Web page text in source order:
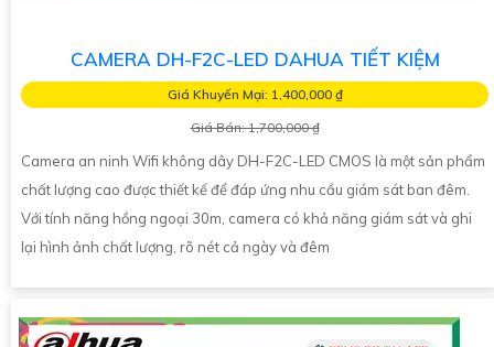
CAMERA DH-F2C-LED DAHUA TIẾT KIỆM
Giá Khuyến Mại: 1,400,000 ₫
Giá Bán: 1,700,000 ₫
Camera an ninh Wifi không dây DH-F2C-LED CMOS là một sản phẩm
chất lượng cao được thiết kế để đáp ứng nhu cầu giám sát ban đêm.
Với tính năng hồng ngoại 30m, camera có khả năng giám sát và ghi
lại hình ảnh chất lượng, rõ nét cả ngày và đêm